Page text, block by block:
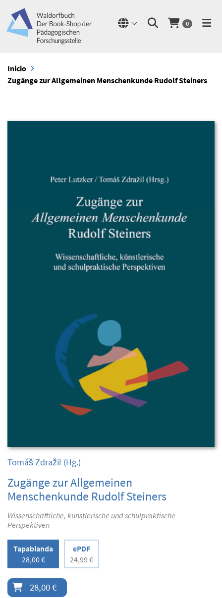
0
Inicio
Zugänge zur Allgemeinen Menschenkunde Rudolf Steiners
Tomáš Zdražil (Hg.)
Zugänge zur Allgemeinen
Menschenkunde Rudolf Steiners
Wissenschaftliche, künstlerische und schulpraktische
Perspektiven
Tapablanda
28,00 €
ePDF
24,99 €
28,00 €